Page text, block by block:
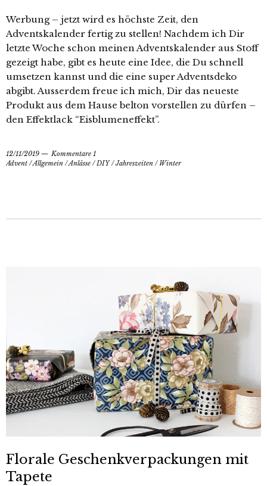
Werbung – jetzt wird es höchste Zeit, den
Adventskalender fertig zu stellen! Nachdem ich Dir
letzte Woche schon meinen Adventskalender aus Stoff
gezeigt habe, gibt es heute eine Idee, die Du schnell
umsetzen kannst und die eine super Adventsdeko
abgibt. Ausserdem freue ich mich, Dir das neueste
Produkt aus dem Hause belton vorstellen zu dürfen –
den Effektlack “Eisblumeneffekt”.
12/11/2019
Kommentare 1
Advent /Allgemein /Anlässe /DIY/Jahreszeiten / Winter
Florale Geschenkverpackungen mit
Tapete